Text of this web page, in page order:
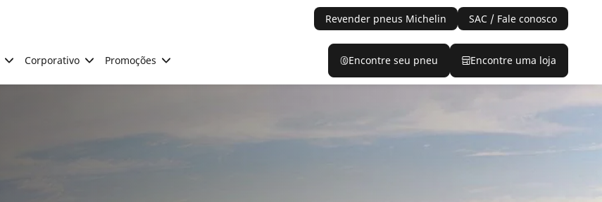
Revender pneus Michelin SAC / Fale conosco
Corporativo Promoções Encontre seu pneu Encontre uma loja